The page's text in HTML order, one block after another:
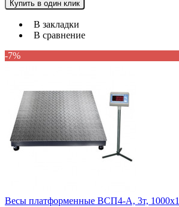
Купить в один клик
В закладки
В сравнение
-7%
Весы платформенные ВСП4-А, 3т,